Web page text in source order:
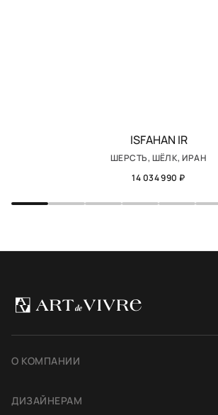
ISFAHAN IR
ШЕРСТЬ, ШЁЛК, ИРАН
14 034 990 ₽
О КОМПАНИИ
ДИЗАЙНЕРАМ